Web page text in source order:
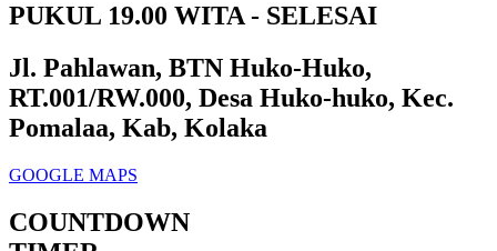
PUKUL 19.00 WITA - SELESAI
Jl. Pahlawan, BTN Huko-Huko,
RT.001/RW.000, Desa Huko-huko, Kec.
Pomalaa, Kab, Kolaka
GOOGLE MAPS
COUNTDOWN